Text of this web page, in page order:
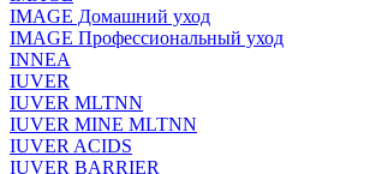
IMAGE Домашний уход
IMAGE Профессиональный уход
INNEA
IUVER
IUVER MLTNN
IUVER MINE MLTNN
IUVER ACIDS
IUVER BARRIER